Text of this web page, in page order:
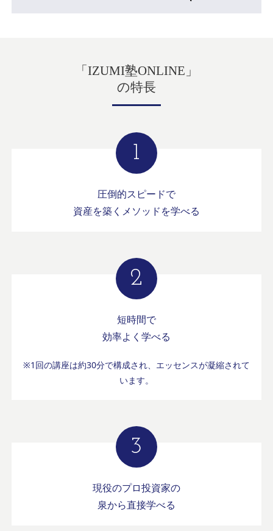
「IZUMI塾ONLINE 」
の特長
圧倒的スピードで
資産を築くメソッドを学べる
短時間で
効率よく学べる
※1回の講座は約30分で構成され、エッセンスが凝縮されて
います。
現役のプロ投資家の
泉から直接学べる